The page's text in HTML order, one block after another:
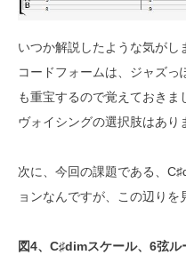
いつか解説したような気が
コードフォームは、ジャズ
も重宝するので覚えておき
ヴォイシングの選択肢はあり
次に、今回の課題である、
ョンなんですが、この辺りを
図4、C♯dimスケール、6弦ル